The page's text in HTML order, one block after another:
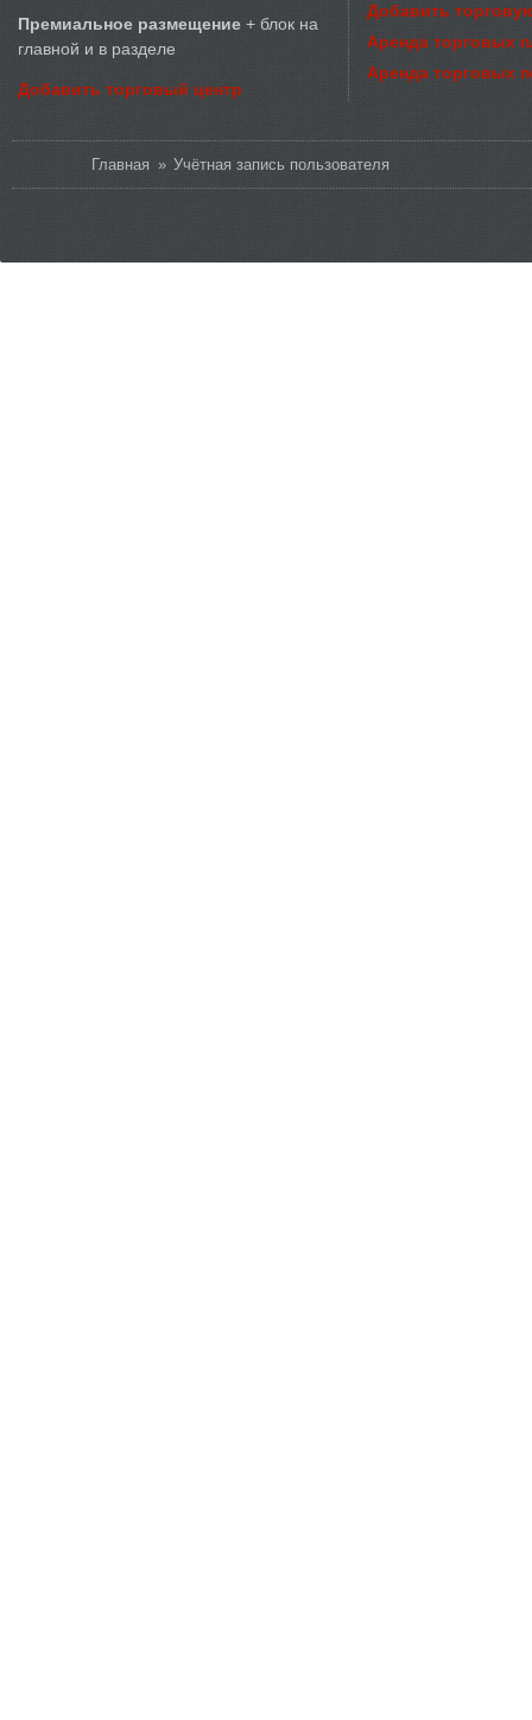
Премиальное размещение + блок на
главной и в разделе
Добавить торговый центр
Добавить
Аренда торговых
Аренда торговых
Главная » Учётная запись пользователя